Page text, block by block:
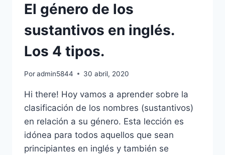
El género de los
sustantivos en inglés.
Los 4 tipos.
Poradmin5844 30 abril, 2020
Hi there! Hoy vamos a aprender sobre la
clasificación de los nombres (sustantivos)
en relación a su género. Esta lección es
idónea para todos aquellos que sean
principiantes en inglés y también se